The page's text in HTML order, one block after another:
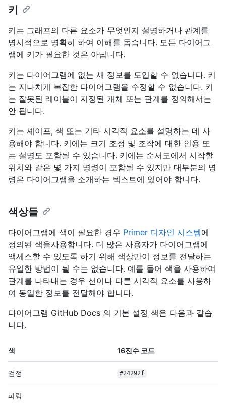
키
키는 그래프의 다른 요소가 무엇인지 설명하거나 관계를
명시적으로 명확히 하여 이해를 돕습니다. 모든 다이어그
램에 키가 필요한 것은 아닙니다.
키는 다이어그램에 없는 새 정보를 도입할 수 없습니다. 키
는 지나치게 복잡한 다이어그램을 수정할 수 없습니다. 키
는 잘못된 레이블이 지정된 개체 또는 관계를 정의해서는
안 됩니다.
키는 셰이프, 색 또는 기타 시각적 요소를 설명하는 데 사
용해야 합니다. 키에는 크기 조정 및 조작에 대한 인용 또
는 설명도 포함될 수 있습니다. 키에는 순서도에서 시작할
위치와 같은 몇 가지 명령이 포함될 수 있지만 대부분의 명
령은 다이어그램을 소개하는 텍스트에 있어야 합니다.
색상들
다이어그램에 색이 필요한 경우 Primer 디자인 시스템에
정의된 색을사용합니다. 더 많은 사용자가 다이어그램에
액세스할 수 있도록 하기 위해 색상만이 정보를 전달하는
유일한 방법이 될 수는 없습니다. 예를 들어 색을 사용하여
관계를 나타내는 경우 선이나 다른 시각적 요소를 사용하
여 동일한 정보를 전달해야 합니다.
다이어그램 GitHub Docs 의 기본 설정 색은 다음과 같습
니다.
색 16진수 코드
검정 #24292f
파랑